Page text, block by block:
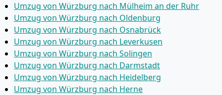
Umzug von Würzburg nach Mülheim an der Ruhr
Umzug von Würzburg nach Oldenburg
Umzug von Würzburg nach Osnabrück
Umzug von Würzburg nach Leverkusen
Umzug von Würzburg nach Solingen
Umzug von Würzburg nach Darmstadt
Umzug von Würzburg nach Heidelberg
Umzug von Würzburg nach Herne